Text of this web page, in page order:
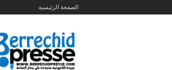
الصفحة الرئيسية